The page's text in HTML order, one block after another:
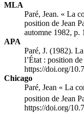
MLA
Paré, Jean. « La
position de Jean
automne 1982, p.
APA
Paré, J. (1982).
l’État : position de
https://doi.org/
Chicago
Paré, Jean « La
position de Jean
https://doi.org/